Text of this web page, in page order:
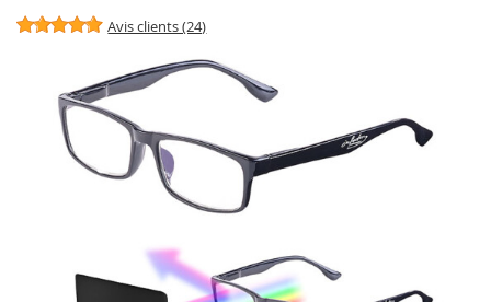
Avis clients (24)